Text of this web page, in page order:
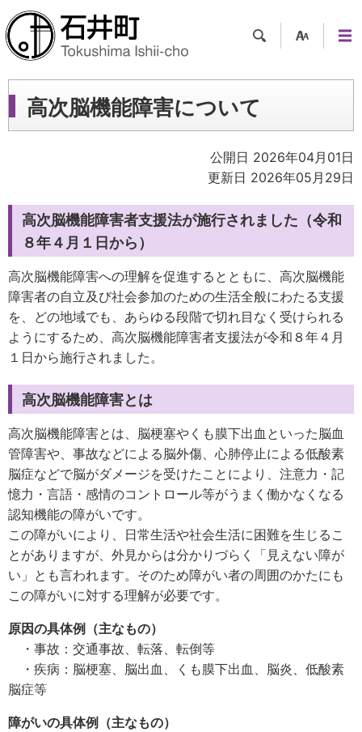
ツー
ュー
高次脳機能障害について
公開日 2026年04月01日
更新日 2026年05月29日
高次脳機能障害者支援法が施行されました（令和
８年４月１日から）
高次脳機能障害への理解を促進するとともに、高次脳機能
障害者の自立及び社会参加のための生活全般にわたる支援
を、どの地域でも、あらゆる段階で切れ目なく受けられる
ようにするため、高次脳機能障害者支援法が令和８年４月
１日から施行されました。
高次脳機能障害とは
高次脳機能障害とは、脳梗塞やくも膜下出血といった脳血
管障害や、事故などによる脳外傷、心肺停止による低酸素
脳症などで脳がダメージを受けたことにより、注意力・記
憶力・言語・感情のコントロール等がうまく働かなくなる
認知機能の障がいです。
この障がいにより、日常生活や社会生活に困難を生じるこ
とがありますが、外見からは分かりづらく「見えない障が
い」とも言われます。そのため障がい者の周囲のかたにも
この障がいに対する理解が必要です。
原因の具体例（主なもの）
・事故：交通事故、転落、転倒等
・疾病：脳梗塞、脳出血、くも膜下出血、脳炎、低酸素
脳症等
障がいの具体例（主なもの）